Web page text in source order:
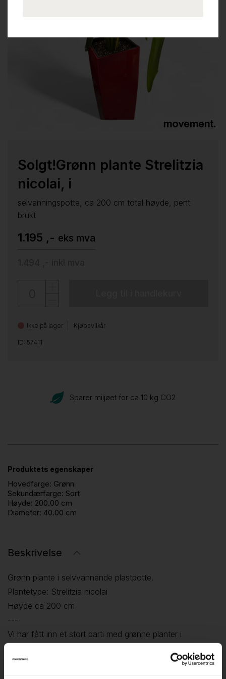
Solgt!Grønn plante Strelitzia
nicolai, i
selvanningspotte, ca 200 cm total høyde, pent
brukt
1.195 ,- eks mva
Ikke på lager Kjøpsvilkår
ID: 57411
Sparer miljøet for ca 10 kg CO2
Produktets egenskaper
Hovedfarge: Grønn
Sekundærfarge: Sort
Høyde: 200.00 cm
Diameter: 40.00 cm
Beskrivelse
Grønn plante i selvvannende plastpotte.
Plantetype: Strelitzia nicolai
Høyde ca 200 cm
---
Vi har fått inn et stort parti med grønne planter i
showroomet vårt på Langhus.